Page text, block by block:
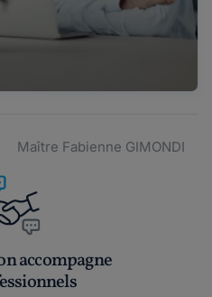
Maître Fabienne GIMONDI
accompagne